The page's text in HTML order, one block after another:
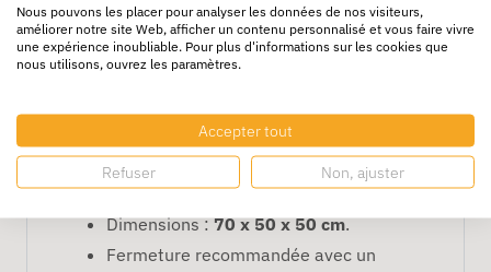
Utilisation avec calage léger
recommandée
Informations complémentaires
Type de boîte :caisse américaine
(rabats supérieurs et inférieurs).
Dimensions :70 x 50 x 50 cm.
Fermeture recommandée avec un
Nous pouvons les placer pour analyser les données de nos visiteurs,
améliorer notre site Web, afficher un contenu personnalisé et vous faire vivre
une expérience inoubliable. Pour plus d'informations sur les cookies que
nous utilisons, ouvrez les paramètres.
Accepter tout
Refuser Non, ajuster